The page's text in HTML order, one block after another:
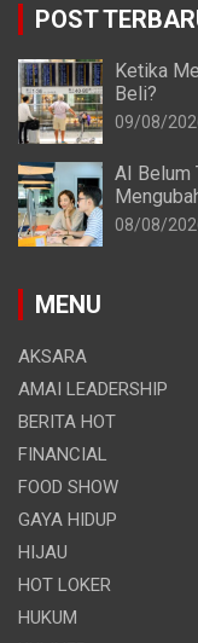
POST
Ketika
Beli?
09/08/
AI Belum
08/08/
MENU
AKSARA
AMAI LEADERSHIP
BERITA HOT
FINANCIAL
FOOD SHOW
GAYA HIDUP
HIJAU
HOT LOKER
HUKUM